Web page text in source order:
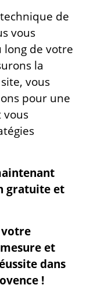
de
vous
long de votre
la
vous
pour une
vous
gratuite et
votre
et
dans
!